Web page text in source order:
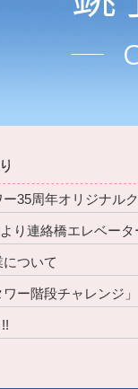
35周年オリジナル
り連絡橋エレベー
ついて
ー階段チャレンジ